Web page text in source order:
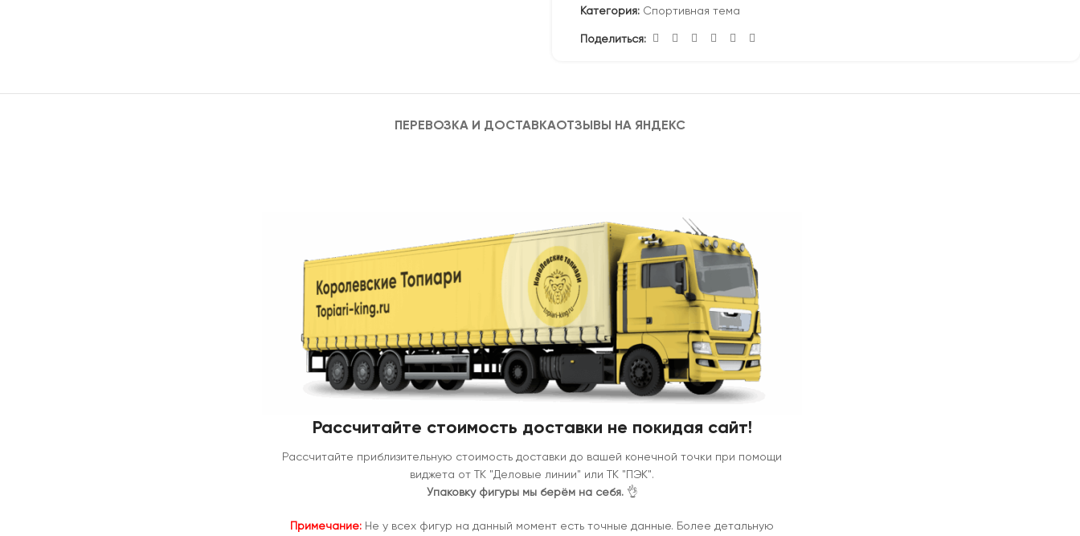
Категория: Спортивная тема
Поделиться:
ПЕРЕВОЗКА И ДОСТАВКАОТЗЫВЫ НА ЯНДЕКС
Рассчитайте стоимость доставки не покидая сайт!
Рассчитайте приблизительную стоимость доставки до вашей конечной точки при помощи
виджета от ТК "Деловые линии" или ТК "ПЭК".
Упаковку фигуры мы берём на себя.👌
Примечание: Не у всех фигур на данный момент есть точные данные. Более детальную